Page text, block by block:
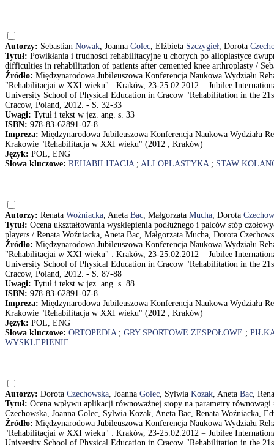
Autorzy: Sebastian Nowak, Joanna Golec, Elżbieta Szczygieł, Dorota
Tytuł: Powikłania i trudności rehabilitacyjne u chorych po alloplastyce
difficulties in rehabilitation of patients after cemented knee arthroplasty /
Źródło: Międzynarodowa Jubileuszowa Konferencja Naukowa Wydziału
"Rehabilitacjai w XXI wieku" : Kraków, 23-25.02.2012 = Jubilee
University School of Physical Education in Cracow "Rehabilitation in the
Cracow, Poland, 2012. - S. 32-33
Uwagi: Tytuł i tekst w jęz. ang. s. 33
ISBN: 978-83-62891-07-8
Impreza: Międzynarodowa Jubileuszowa Konferencja Naukowa Wydziału
Krakowie "Rehabilitacja w XXI wieku" (2012 ; Kraków)
Język: POL, ENG
Słowa kluczowe: REHABILITACJA; ALLOPLASTYKA; STAW
Autorzy: Renata Woźniacka, Aneta Bac, Małgorzata Mucha, Dorota
Tytuł: Ocena ukształtowania wysklepienia podłużnego i palców stóp
players / Renata Woźniacka, Aneta Bac, Małgorzata Mucha, Dorota
Źródło: Międzynarodowa Jubileuszowa Konferencja Naukowa Wydziału
"Rehabilitacjai w XXI wieku" : Kraków, 23-25.02.2012 = Jubilee
University School of Physical Education in Cracow "Rehabilitation in the
Cracow, Poland, 2012. - S. 87-88
Uwagi: Tytuł i tekst w jęz. ang. s. 88
ISBN: 978-83-62891-07-8
Impreza: Międzynarodowa Jubileuszowa Konferencja Naukowa Wydziału
Krakowie "Rehabilitacja w XXI wieku" (2012 ; Kraków)
Język: POL, ENG
Słowa kluczowe: ORTOPEDIA; GRY SPORTOWE ZESPOŁOWE ;
WYSKLEPIENIE
Autorzy: Dorota Czechowska, Joanna Golec, Sylwia Kozak, Aneta Bac,
Tytuł: Ocena wpływu aplikacji równoważnej stopy na parametry
Czechowska, Joanna Golec, Sylwia Kozak, Aneta Bac, Renata Woźniacka,
Źródło: Międzynarodowa Jubileuszowa Konferencja Naukowa Wydziału
"Rehabilitacjai w XXI wieku" : Kraków, 23-25.02.2012 = Jubilee
University School of Physical Education in Cracow "Rehabilitation in the